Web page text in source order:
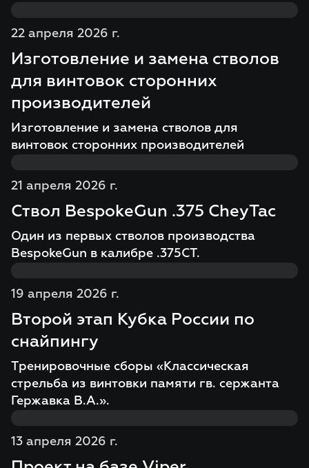
22 апреля 2026 г.
Изготовление и замена стволов
для винтовок сторонних
производителей
Изготовление и замена стволов для
винтовок сторонних производителей
21 апреля 2026 г.
Ствол BespokeGun .375 CheyTac
Один из первых стволов производства
BespokeGun в калибре .375СT.
19 апреля 2026 г.
Второй этап Кубка России по
снайпингу
Тренировочные сборы «Классическая
стрельба из винтовки памяти гв. сержанта
Гержавка В.А.».
13 апреля 2026 г.